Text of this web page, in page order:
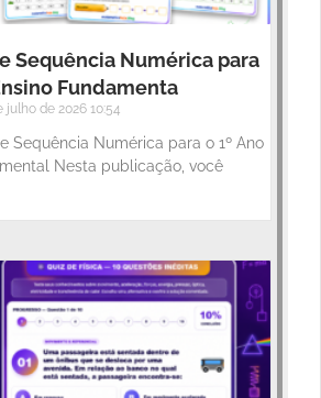
Sequência Numérica para
Fundamenta
julho de 2026 10:54
Sequência Numérica para o 1º Ano
Nesta publicação, você